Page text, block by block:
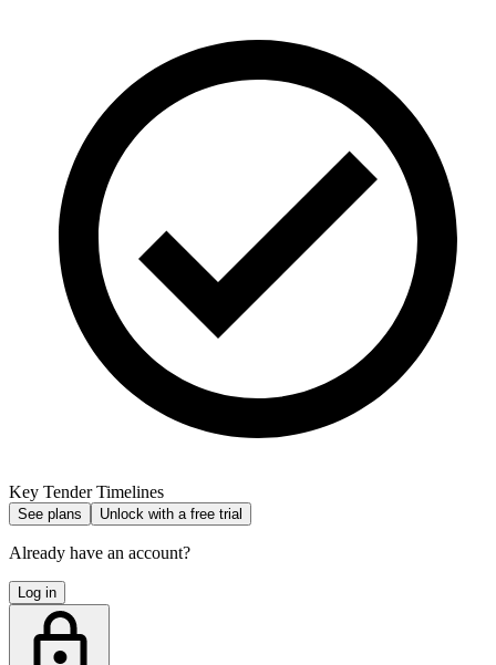
Key Tender Timelines
See plans Unlock with a free trial
Already have an account?
Log in